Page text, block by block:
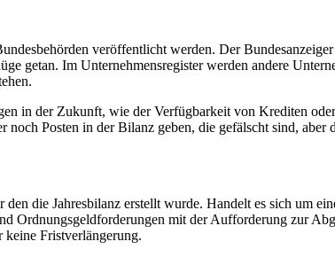
veröffentlicht werden. Der
getan. Im Unternehmensregister werden andere
in der Zukunft, wie der Verfügbarkeit von Krediten
Posten in der Bilanz geben, die gefälscht sind, aber
die Jahresbilanz erstellt wurde. Handelt es sich um
Ordnungsgeldforderungen mit der Aufforderung zur
Fristverlängerung.